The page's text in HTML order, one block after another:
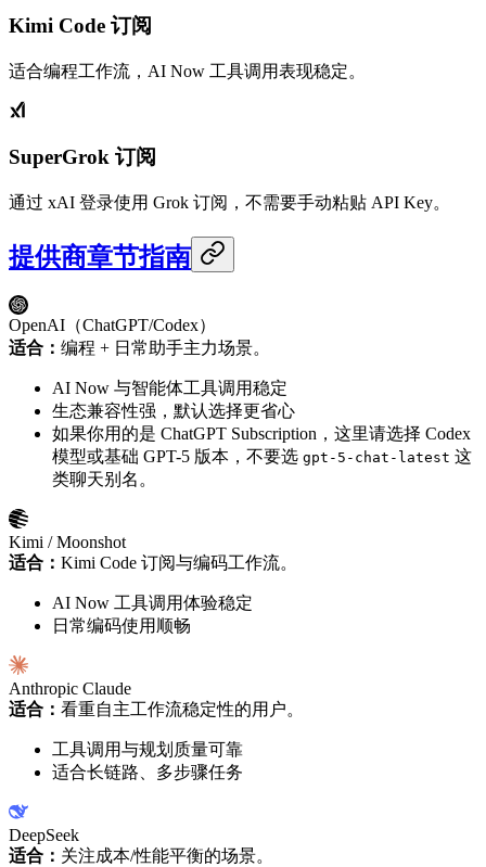
Kimi Code 订阅
适合编程工作流，AI Now 工具调用表现稳定。
SuperGrok 订阅
通过 xAI 登录使用 Grok 订阅，不需要手动粘贴 API Key。
提供商章节指南
OpenAI（ChatGPT/Codex）
适合： 编程 + 日常助手主力场景。
AI Now 与智能体工具调用稳定
生态兼容性强，默认选择更省心
如果你用的是 ChatGPT Subscription，这里请选择 Codex
模型或基础 GPT-5 版本，不要选 gpt-5-chat-latest 这
类聊天别名。
Kimi / Moonshot
适合： Kimi Code 订阅与编码工作流。
AI Now 工具调用体验稳定
日常编码使用顺畅
Anthropic Claude
适合： 看重自主工作流稳定性的用户。
工具调用与规划质量可靠
适合长链路、多步骤任务
DeepSeek
适合： 关注成本/性能平衡的场景。